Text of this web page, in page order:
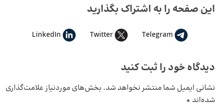
این صفحه را به اشتراک بگذارید
Telegram
Twitter
LinkedIn
دیدگاه خود را ثبت کنید
نشانی ایمیل شما منتشر نخواهد شد. بخش‌های موردنیاز علامت‌گذاری
شده‌اند *